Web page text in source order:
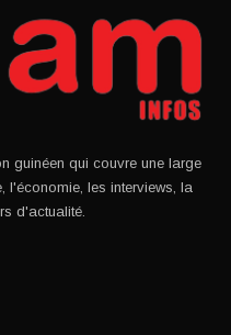
guinéen qui couvre une large
l'économie, les interviews, la
d'actualité.